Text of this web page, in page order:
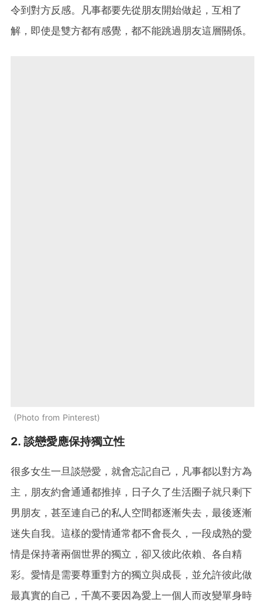
令到對方反感。凡事都要先從朋友開始做起，互相了
解，即使是雙方都有感覺，都不能跳過朋友這層關係。
Photo from Pinterest
2. 談戀愛應保持獨立性
很多女生一旦談戀愛，就會忘記自己，凡事都以對方為
主，朋友約會通通都推掉，日子久了生活圈子就只剩下
男朋友，甚至連自己的私人空間都逐漸失去，最後逐漸
迷失自我。這樣的愛情通常都不會長久，一段成熟的愛
情是保持著兩個世界的獨立，卻又彼此依賴、各自精
彩。愛情是需要尊重對方的獨立與成長，並允許彼此做
最真實的自己，千萬不要因為愛上一個人而改變單身時